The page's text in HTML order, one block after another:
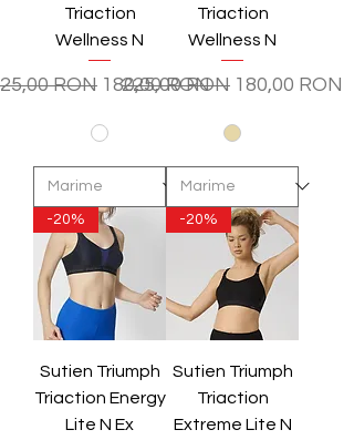
Triaction
Wellness N
normal
RON Preț redus
180,00 RON
Triaction
Wellness N
Preț normal
225,00 RON Preț redus
180,00 RON
-20%
Sutien Triumph
Triaction Energy
Lite N Ex
-20%
Sutien Triumph
Triaction
Extreme Lite N